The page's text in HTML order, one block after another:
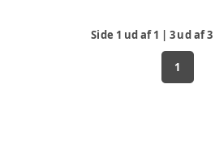
Side 1 ud af1 | 3ud af3
1